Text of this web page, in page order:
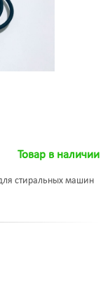
Товар в наличии
стиральных машин